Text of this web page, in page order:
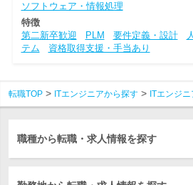
ソフトウェア・情報処理
特徴
第二新卒歓迎
PLM 要件定義・設計
テム
資格取得支援・手当あり
転職TOP ITエンジニアから探す ITエンジニ
職種から転職・求人情報を探す